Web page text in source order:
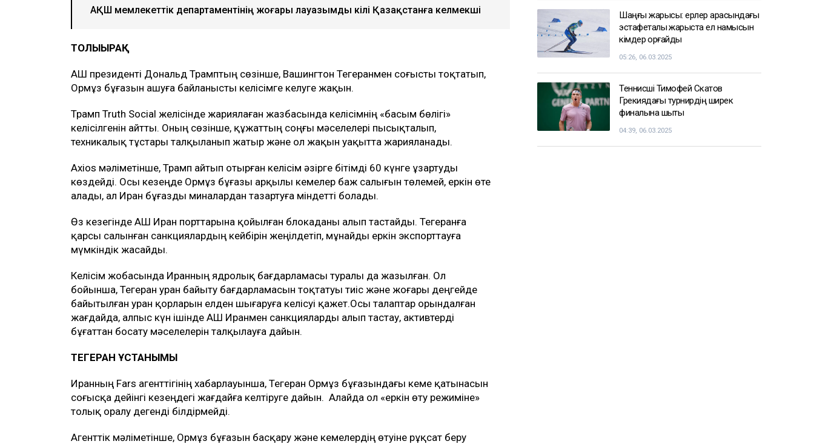
АҚШ мемлекеттік департаментінің жоғары лауазымды өкілі Қазақстанға келмекші
ТОЛЫҒЫРАҚ
АҚШ президенті Дональд Трамптың сөзінше, Вашингтон Тегеранмен соғысты тоқтатып,
Ормұз бұғазын ашуға байланысты келісімге келуге жақын.
Трамп Truth Social желісінде жариялаған жазбасында келісімнің «басым бөлігі»
келісілгенін айтты. Оның сөзінше, құжаттың соңғы мәселелері пысықталып,
техникалық тұстары талқыланып жатыр және ол жақын уақытта жарияланады.
Axios мәліметінше, Трамп айтып отырған келісім әзірге бітімді 60 күнге ұзартуды
көздейді. Осы кезеңде Ормұз бұғазы арқылы кемелер баж салығын төлемей, еркін өте
алады, ал Иран бұғазды миналардан тазартуға міндетті болады.
Өз кезегінде АҚШ Иран порттарына қойылған блокаданы алып тастайды. Тегеранға
қарсы салынған санкциялардың кейбірін жеңілдетіп, мұнайды еркін экспорттауға
мүмкіндік жасайды.
Келісім жобасында Иранның ядролық бағдарламасы туралы да жазылған. Ол
бойынша, Тегеран уран байыту бағдарламасын тоқтатуы тиіс және жоғары деңгейде
байытылған уран қорларын елден шығаруға келісуі қажет.Осы талаптар орындалған
жағдайда, алпыс күн ішінде АҚШ Иранмен санкцияларды алып тастау, активтерді
бұғаттан босату мәселелерін талқылауға дайын.
ТЕГЕРАН ҰСТАНЫМЫ
Иранның Fars агенттігінің хабарлауынша, Тегеран Ормұз бұғазындағы кеме қатынасын
соғысқа дейінгі кезеңдегі жағдайға келтіруге дайын. Алайда ол «еркін өту режиміне»
толық оралу дегенді білдірмейді.
Агенттік мәліметінше, Ормұз бұғазын басқару және кемелердің өтуіне рұқсат беру
Шаңғы жарысы: ерлер арасындағы
эстафеталық жарыста ел намысын
кімдер қорғайды
05:26, 06.03.2025
Теннисші Тимофей Скатов
Грекиядағы турнирдің ширек
финалына шықты
04:39, 06.03.2025